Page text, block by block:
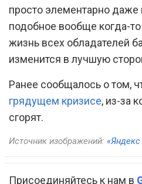
просто элементарно даже
подобное вообще когда-
жизнь всех обладателей
изменится в лучшую
Ранее сообщалось о том,
грядущем кризисе, из-за
сгорят.
Источник изображений: «Яндекс
Присоединяйтесь к нам в